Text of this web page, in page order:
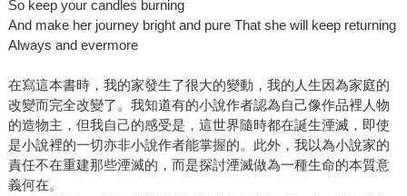
So keep your candles burning
And make her journey bright and pure That she will keep returning
Always and evermore
在寫這本書時，我的家發生了很大的變動，我的人生因為家庭的
改變而完全改變了。我知道有的小說作者認為自己像作品裡人物
的造物主，但我自己的感受是，這世界隨時都在誕生湮滅，即使
是小說裡的一切亦非小說作者能掌握的。此外，我以為小說家的
責任不在重建那些湮滅的，而是探討湮滅做為一種生命的本質意
義何在。